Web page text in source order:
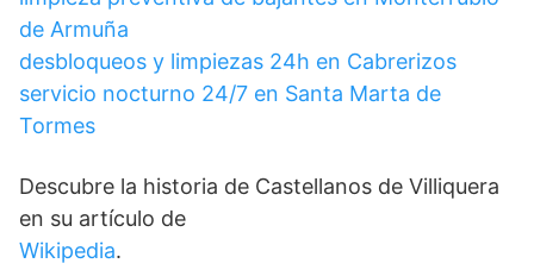
de Armuña
desbloqueos y limpiezas 24h en Cabrerizos
servicio nocturno 24/7 en Santa Marta de
Tormes
Descubre la historia de Castellanos de Villiquera
en su artículo de
Wikipedia.